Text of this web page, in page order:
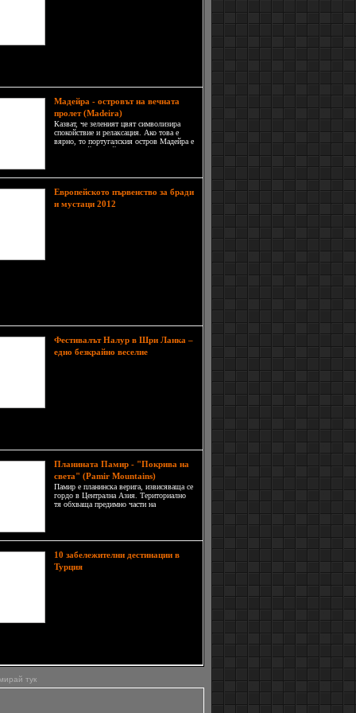
Мадейра - островът на вечната
пролет (Madeira)
Казват, че зеленият цвят символизира
спокойствие и релаксация. Ако това е
вярно, то португалския остров Мадейра е
една от най-спокойните и релаксиращи
чистия въздух правят
Европейското първенство за бради
и мустаци 2012
Фестивалът Налур в Шри Ланка –
едно безкрайно веселиеШри
Планината Памир - "Покрива на
света" (Pamir Mountains)
Памир е планинска верига, извисяваща се
гордо в Централна Азия. Териториално
тя обхваща предимно части на
Пакистан. На персийски език Памир
10 забележителни дестинации в
ТурцияТурция предлага изобилие
тук